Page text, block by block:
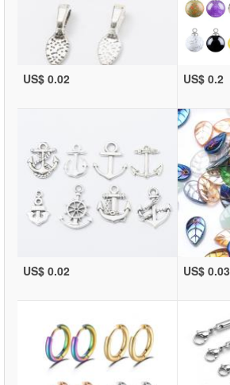
US$ 0.02 US$ 0.2
US$ 0.02 US$ 0.03